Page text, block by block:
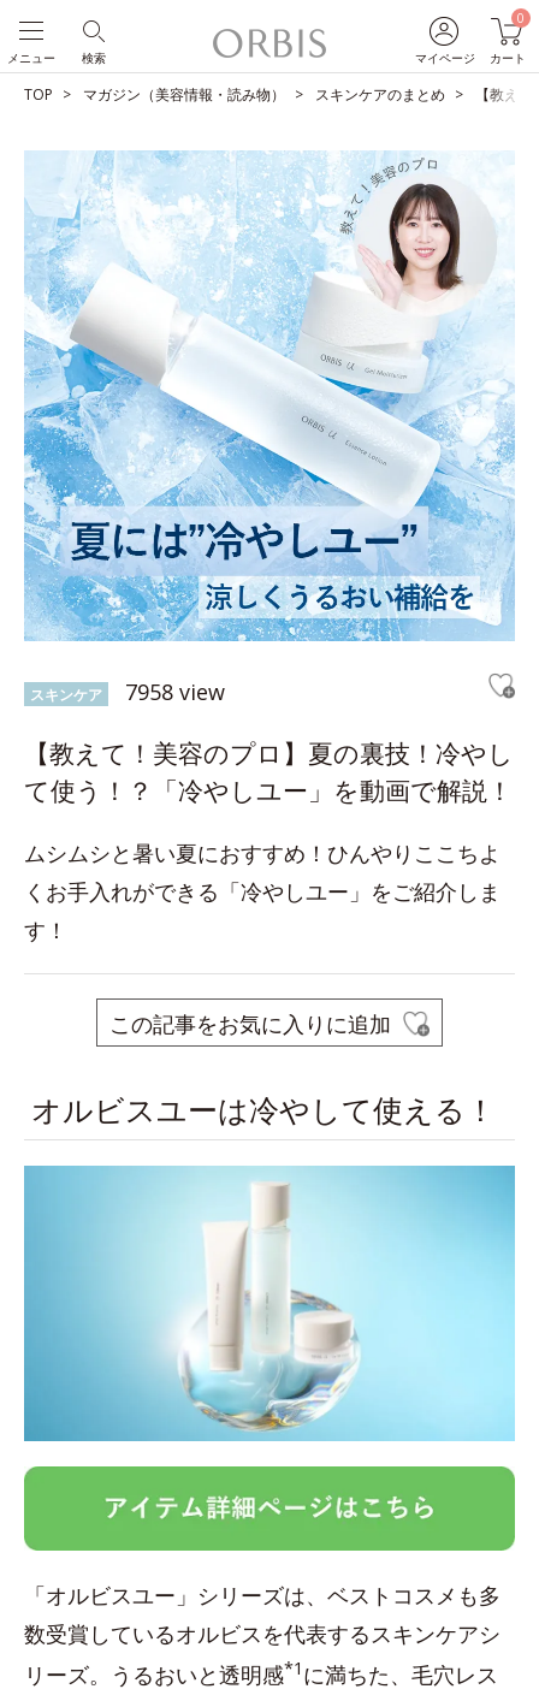
マイページ
0
カート
検索
メニュー
TOP マガジン（美容情報・読み物） スキンケアのまとめ 【教え
スキンケア 7958 view
【教えて！美容のプロ】夏の裏技！冷やし
て使う！？「冷やしユー」を動画で解説！
ムシムシと暑い夏におすすめ！ひんやりここちよ
くお手入れができる「冷やしユー」をご紹介しま
す！
この記事をお気に入りに追加
オルビスユーは冷やして使える！
「オルビスユー」シリーズは、ベストコスメも多
数受賞しているオルビスを代表するスキンケアシ
リーズ。うるおいと透明感*1 に満ちた、毛穴レス